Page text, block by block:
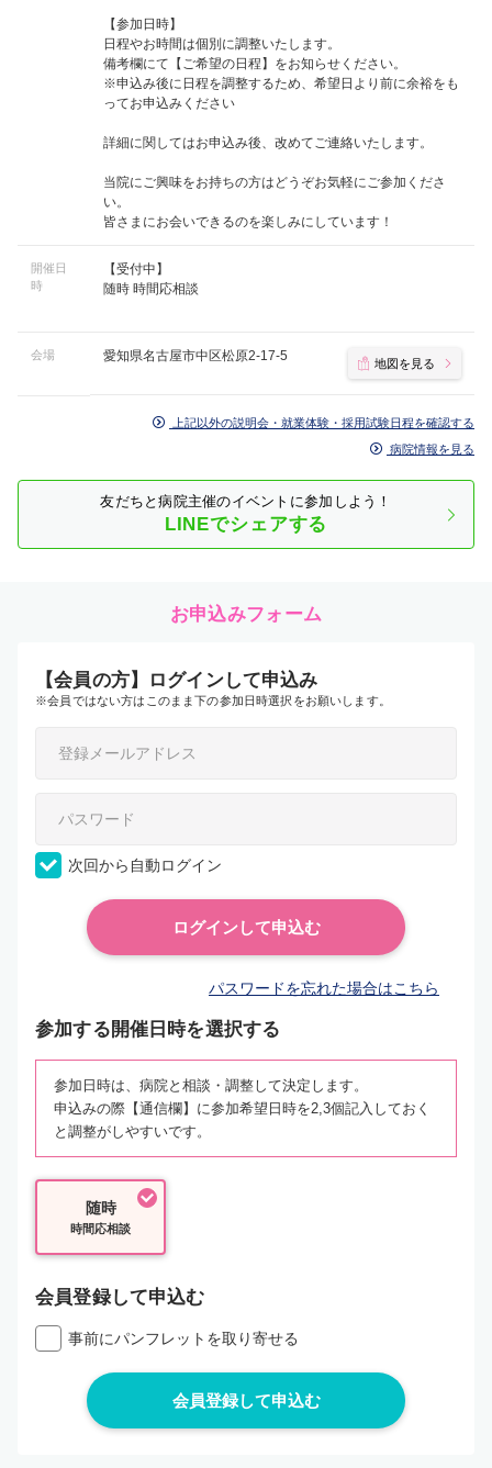
【参加日時】
日程やお時間は個別に調整いたします。
備考欄にて【ご希望の日程】をお知らせください。
※申込み後に日程を調整するため、希望日より前に余裕をも
ってお申込みください
詳細に関してはお申込み後、改めてご連絡いたします。
当院にご興味をお持ちの方はどうぞお気軽にご参加くださ
い。
皆さまにお会いできるのを楽しみにしています！
開催日
時
【受付中】
随時 時間応相談
会場 愛知県名古屋市中区松原2-17-5 地図を見る
上記以外の説明会・就業体験・採用試験日程を確認する
病院情報を見る
友だちと病院主催のイベントに参加しよう！
LINEでシェアする
お申込みフォーム
【会員の方】ログインして申込み
※会員ではない方はこのまま下の参加日時選択をお願いします。
次回から自動ログイン
パスワードを忘れた場合はこちら
参加する開催日時を選択する
参加日時は、病院と相談・調整して決定します。
申込みの際【通信欄】に参加希望日時を2,3個記入しておく
と調整がしやすいです。
随時
時間応相談
会員登録して申込む
事前にパンフレットを取り寄せる